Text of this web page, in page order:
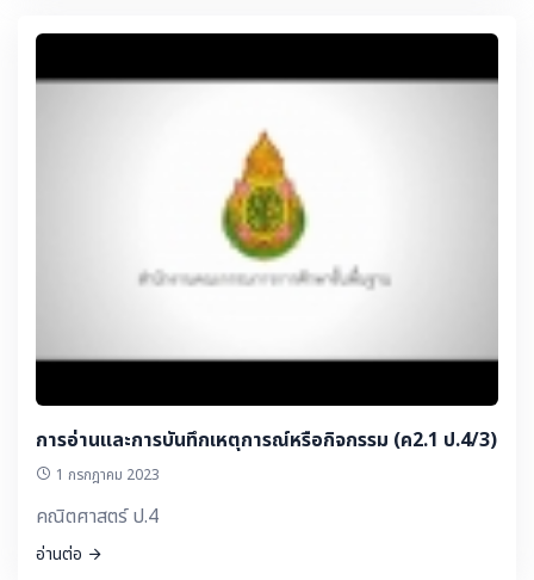
การอ่านและการบันทึกเหตุการณ์หรือกิจกรรม (ค2.1 ป.4/3)
1 กรกฎาคม 2023
คณิตศาสตร์ ป.4
อ่านต่อ